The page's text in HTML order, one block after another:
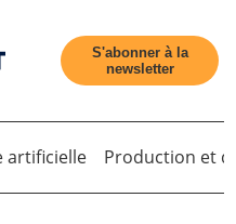
S'abonner à la
newsletter
artificielle Production et